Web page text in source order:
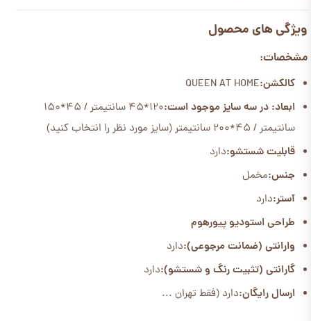
ویژگی های محصول
مشخصات:
کالکشن:QUEEN AT HOME
ابعاد: در سه سایز موجود است:
120*45 سانتیمتر / 45*150
سانتیمتر / 45*200 سانتیمتر (سایز مورد نظر را انتخاب کنید)
قابلیت شستشو:دارد
جنس:مخمل
آستر:دارد
طراحی استودیو پیورهوم
وارانتی (ضمانت مرجوعی):دارد
گارانتی (تثبیت رنگ و شستشو):دارد
ارسال رایگان:دارد (فقط تهران ...